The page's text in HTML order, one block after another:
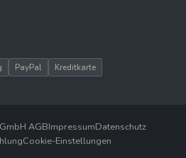
PayPal Kreditkarte
AGBImpressumDatenschutz
Cookie-Einstellungen